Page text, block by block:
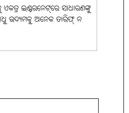
ଇଣ୍ଟରନେଟ୍‌ରେ ସାଧାରଣଙ୍କୁ
ଉଦ୍ୟମକୁ ଅନେକ ତାରିଫ୍ ନ